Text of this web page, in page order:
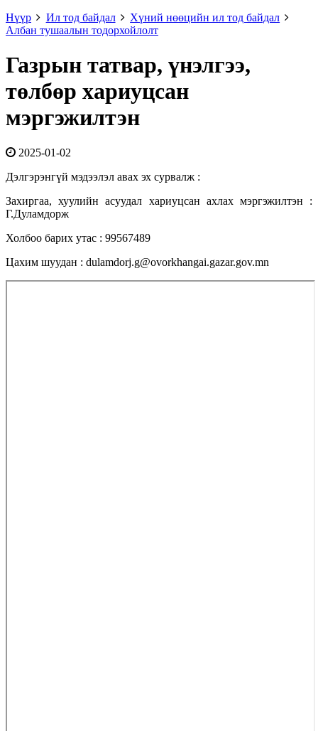
Нүүр
Ил тод байдал
Хүний нөөцийн ил тод байдал
Албан тушаалын тодорхойлолт
Газрын татвар, үнэлгээ,
төлбөр хариуцсан
мэргэжилтэн
2025-01-02
Дэлгэрэнгүй мэдээлэл авах эх сурвалж :
Захиргаа, хуулийн асуудал хариуцсан ахлах мэргэжилтэн :
Г.Дуламдорж
Холбоо барих утас : 99567489
Цахим шуудан : dulamdorj.g@ovorkhangai.gazar.gov.mn